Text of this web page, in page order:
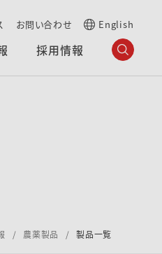
お問い合わせ English
採用情報
農薬製品 製品一覧